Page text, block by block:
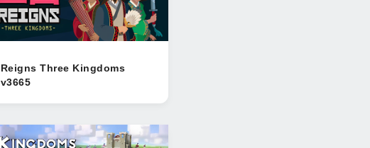
Reigns Three Kingdoms
v3665